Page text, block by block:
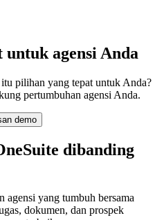
agensi Anda
pilihan yang tepat untuk Anda?
pertumbuhan agensi Anda.
demo
dibanding
agensi yang tumbuh bersama
dokumen, dan prospek